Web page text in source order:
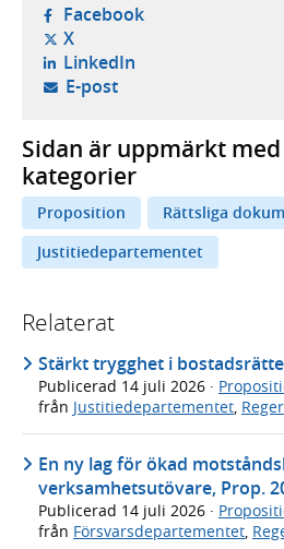
Facebook- öppnas i ny
X- öppnas i ny flik, extern
LinkedIn- öppnas i ny flik,
E-post- öppnar din e-
Sidan är uppmärkt
kategorier
Proposition
Rättsliga
Justitiedepartementet
Relaterat
Stärkt trygghet i
Publicerad 14 juli 2026 ·
från Justitiedepartementet,
En ny lag för ökad
verksamhetsutövare, Prop.
Publicerad 14 juli 2026 ·
från Försvarsdepartementet